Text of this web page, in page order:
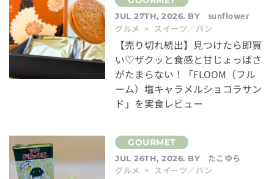
JUL 27TH, 2026. BY
sunflower
グルメ > スイーツ／パン
【売り切れ続出】見つけたら即買
い♡ザクッと食感と甘じょっぱさ
がたまらない！「FLOOM（フル
ーム）塩キャラメルショコラサン
ド」を実食レビュー
JUL 26TH, 2026. BY
たこゆら
グルメ > スイーツ／パン